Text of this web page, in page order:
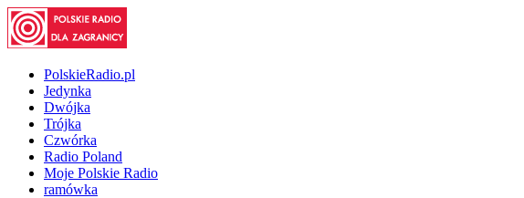
PolskieRadio.pl
Jedynka
Dwójka
Trójka
Czwórka
Radio Poland
Moje Polskie Radio
ramówka